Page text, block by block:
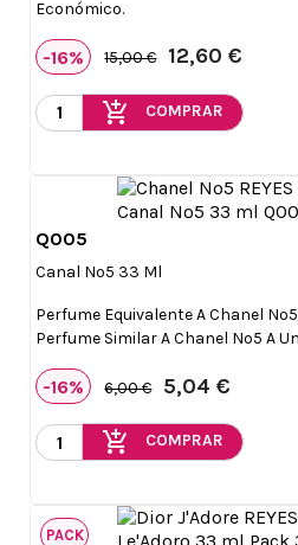
Económico.
-16% 15,00 € 12,60 €
add_shopping_cart COMPRAR
Q005
Canal Nº5 33 Ml
Perfume Equivalente A Chanel
Perfume Similar A Chanel Nº5 A
-16% 6,00 € 5,04 €
add_shopping_cart COMPRAR
PACK